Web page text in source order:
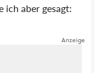
ich aber gesagt: